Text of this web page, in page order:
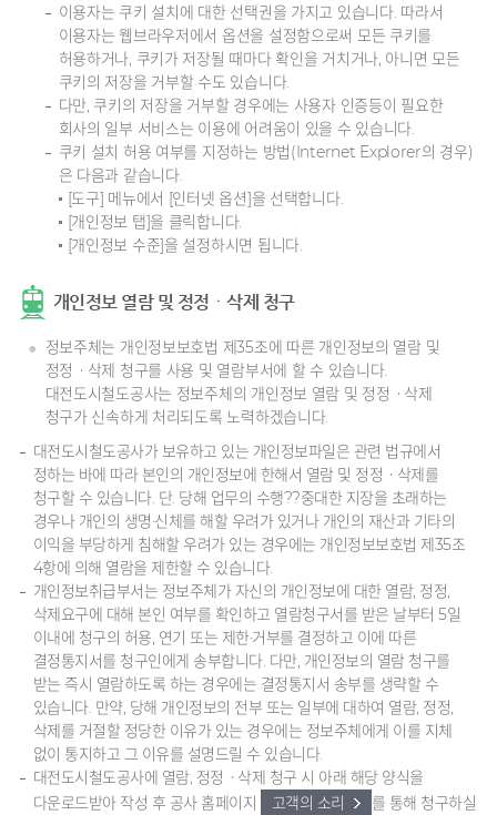
이용자는 쿠키 설치에 대한 선택권을 가지고 있습니다. 따라서
이용자는 웹브라우저에서 옵션을 설정함으로써 모든 쿠키를
허용하거나, 쿠키가 저장될 때마다 확인을 거치거나, 아니면 모든
쿠키의 저장을 거부할 수도 있습니다.
다만, 쿠키의 저장을 거부할 경우에는 사용자 인증등이 필요한
회사의 일부 서비스는 이용에 어려움이 있을 수 있습니다.
쿠키 설치 허용 여부를 지정하는 방법(Internet Explorer의 경우)
은 다음과 같습니다.
[도구] 메뉴에서 [인터넷 옵션]을 선택합니다.
[개인정보 탭]을 클릭합니다.
[개인정보 수준]을 설정하시면 됩니다.
개인정보 열람 및 정정ㆍ삭제 청구
정보주체는 개인정보보호법 제35조에 따른 개인정보의 열람 및
정정ㆍ삭제 청구를 사용 및 열람부서에 할 수 있습니다.
대전도시철도공사는 정보주체의 개인정보 열람 및 정정ㆍ삭제
청구가 신속하게 처리되도록 노력하겠습니다.
대전도시철도공사가 보유하고 있는 개인정보파일은 관련 법규에서
정하는 바에 따라 본인의 개인정보에 한해서 열람 및 정정ㆍ삭제를
청구할 수 있습니다. 단. 당해 업무의 수행??중대한 지장을 초래하는
경우나 개인의 생명·신체를 해할 우려가 있거나 개인의 재산과 기타의
이익을 부당하게 침해할 우려가 있는 경우에는 개인정보보호법 제35조
4항에 의해 열람을 제한할 수 있습니다.
개인정보취급부서는 정보주체가 자신의 개인정보에 대한 열람, 정정,
삭제요구에 대해 본인 여부를 확인하고 열람청구서를 받은 날부터 5일
이내에 청구의 허용, 연기 또는 제한·거부를 결정하고 이에 따른
결정통지서를 청구인에게 송부합니다. 다만, 개인정보의 열람 청구를
받는 즉시 열람하도록 하는 경우에는 결정통지서 송부를 생략할 수
있습니다. 만약, 당해 개인정보의 전부 또는 일부에 대하여 열람, 정정,
삭제를 거절할 정당한 이유가 있는 경우에는 정보주체에게 이를 지체
없이 통지하고 그 이유를 설명드릴 수 있습니다.
대전도시철도공사에 열람, 정정ㆍ삭제 청구 시 아래 해당 양식을
다운로드받아 작성 후 공사 홈페이지
고객의 소리
를 통해 청구하실